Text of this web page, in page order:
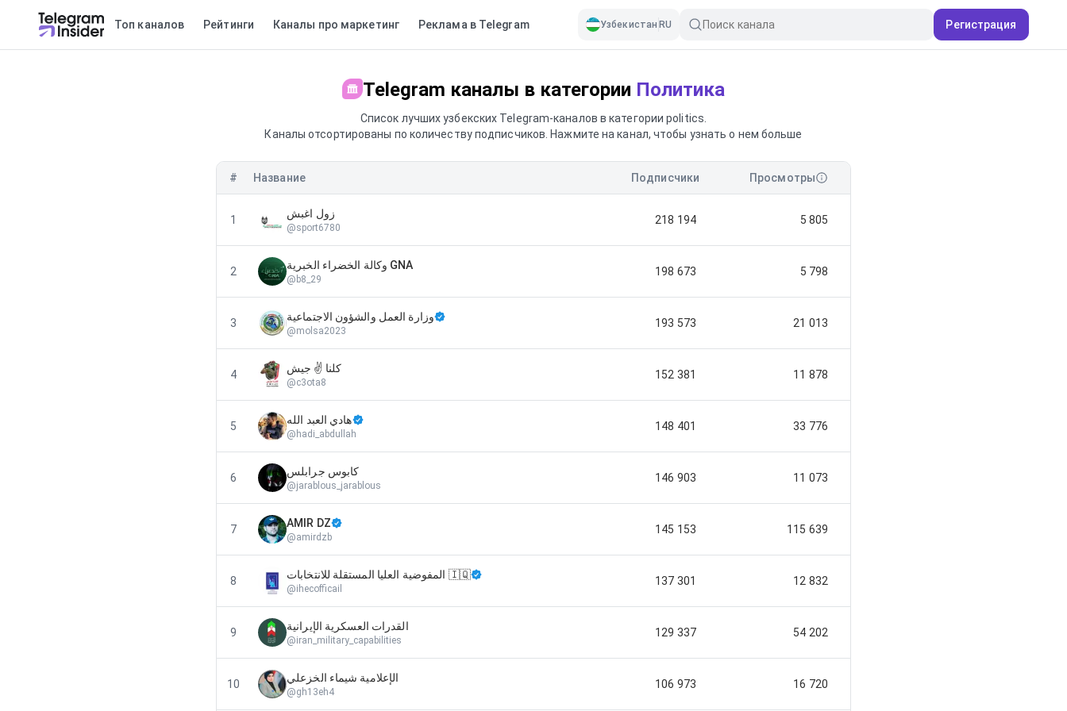
Топ каналов Рейтинги Каналы про маркетинг Реклама в Telegram Узбекистан RU Регистрация
Telegram каналы в категории Политика
Список лучших узбекских Telegram-каналов в категории politics.
Каналы отсортированы по количеству подписчиков. Нажмите на канал, чтобы узнать о нем больше
# Название Подписчики Просмотры
1 زول اغبش
@sport6780
218 194 5 805
2 وكالة الخضراء الخبرية GNA
@ b8_29
198 673 5 798
3 وزارة العمل والشؤون الاجتماعية
@molsa2023
193 573 21 013
4 كلنا ✌️ جيش
@c3ota8
152 381 11 878
5 هادي العبد الله
@ hadi_abdullah
148 401 33 776
6 كابوس جرابلس
@jarablous_jarablous
146 903 11 073
7 AMIR DZ
@amirdzb
145 153 115 639
8 المفوضية العليا المستقلة للانتخابات 🇮🇶
@ihecofficail
137 301 12 832
9 القدرات العسكرية الإيرانية
@iran_military_capabilities
129 337 54 202
10 الإعلامية شيماء الخزعلي
@gh13eh4
106 973 16 720